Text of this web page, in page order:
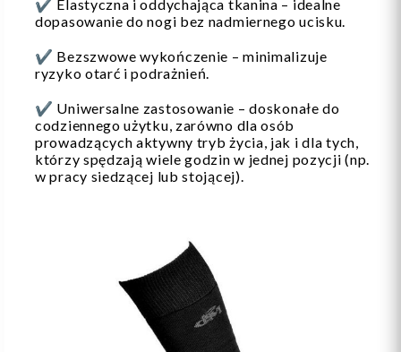
✔️ Elastyczna i oddychająca tkanina – idealne
dopasowanie do nogi bez nadmiernego ucisku.
✔️ Bezszwowe wykończenie – minimalizuje
ryzyko otarć i podrażnień.
✔️ Uniwersalne zastosowanie – doskonałe do
codziennego użytku, zarówno dla osób
prowadzących aktywny tryb życia, jak i dla tych,
którzy spędzają wiele godzin w jednej pozycji (np.
w pracy siedzącej lub stojącej).